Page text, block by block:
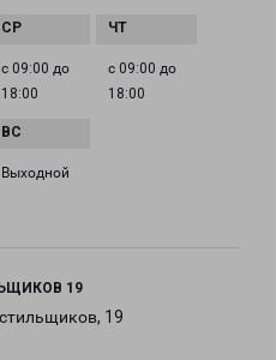
с 09:00 до
18:00
с 09:00 до
18:00
Выходной
19
19